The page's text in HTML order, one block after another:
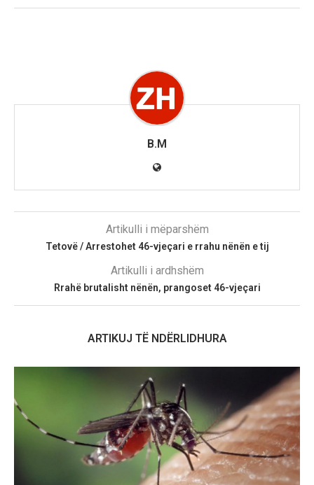
B.M
Artikulli i mëparshëm
Tetovë / Arrestohet 46-vjeçari e rrahu nënën e tij
Artikulli i ardhshëm
Rrahë brutalisht nënën, prangoset 46-vjeçari
ARTIKUJ TË NDËRLIDHURA